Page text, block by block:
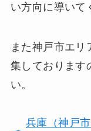
い方向に導いて
また神戸市エリ
集しております
い。
兵庫（神戸